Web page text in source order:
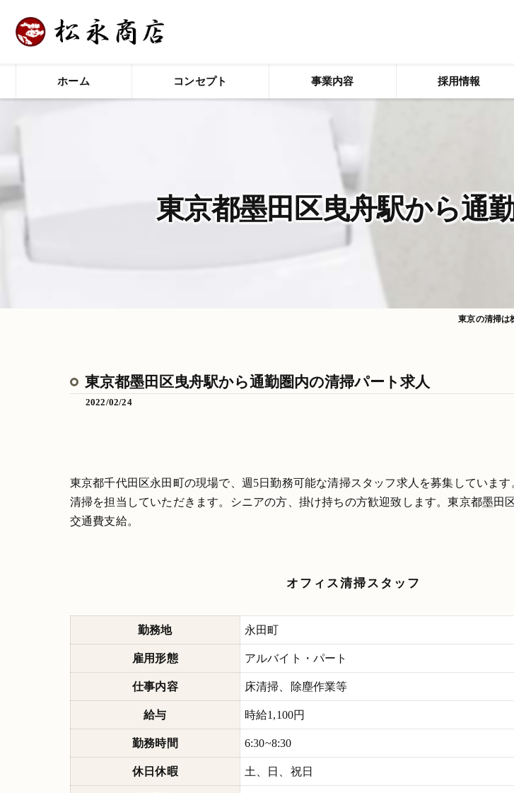
ホーム コンセプト 事業内容 採用情報
東京都墨田区曳舟駅から通
東京の清掃は
東京都墨田区曳舟駅から通勤圏内の清掃パート求人
2022/02/24
東京都千代田区永田町の現場で、週5日勤務可能な清掃スタッフ求人を募集していま
清掃を担当していただきます。シニアの方、掛け持ちの方歓迎致します。東京都墨田
交通費支給。
オフィス清掃スタッフ
勤務地 永田町
雇用形態 アルバイト・パート
仕事内容 床清掃、除塵作業等
給与 時給1,100円
勤務時間 6:30~8:30
休日休暇 土、日、祝日